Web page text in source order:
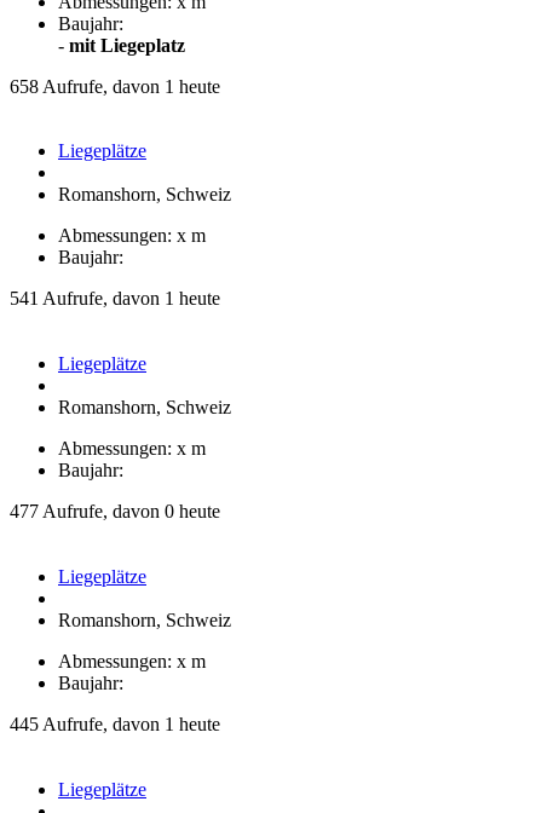
Baujahr:
- mit Liegeplatz
658 Aufrufe, davon 1 heute
Liegeplätze
Romanshorn, Schweiz
Abmessungen: x m
Baujahr:
541 Aufrufe, davon 1 heute
Liegeplätze
Romanshorn, Schweiz
Abmessungen: x m
Baujahr:
477 Aufrufe, davon 0 heute
Liegeplätze
Romanshorn, Schweiz
Abmessungen: x m
Baujahr:
445 Aufrufe, davon 1 heute
Liegeplätze